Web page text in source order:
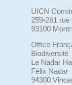
UICN
259-261 rue
93100
Office
Biodiversité
Le Nadar
Félix Nadar
94300